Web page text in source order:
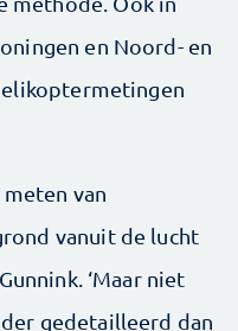
en Noord- en
van
vanuit de lucht
‘Maar niet
gedetailleerd dan